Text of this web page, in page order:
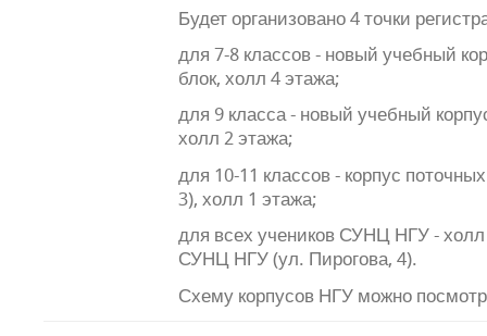
Будет организовано 4 точки
для 7-8 классов - новый учебный
блок, холл 4 этажа;
для 9 класса - новый учебный
холл 2 этажа;
для 10-11 классов - корпус
3), холл 1 этажа;
для всех учеников СУНЦ НГУ - холл
СУНЦ НГУ (ул. Пирогова, 4).
Схему корпусов НГУ можно